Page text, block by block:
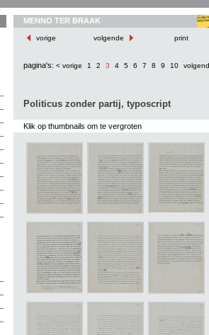
MENNO TER BRAAK
vorige volgende print
pagina's: < vorige 1 2 3 4 5 6 7 8 9 10
Politicus zonder partij, typoscript
Klik op thumbnails om te vergroten